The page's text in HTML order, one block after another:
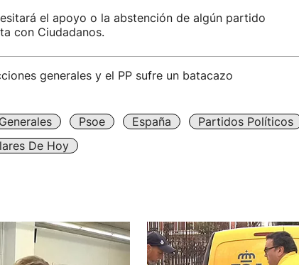
el apoyo o la abstención de algún partido
con Ciudadanos.
generales y el PP sufre un batacazo
Psoe España
Partidos Políticos
De Hoy